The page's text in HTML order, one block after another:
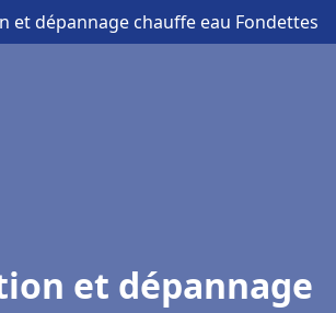
et dépannage chauffe eau Fondettes
et dépannage